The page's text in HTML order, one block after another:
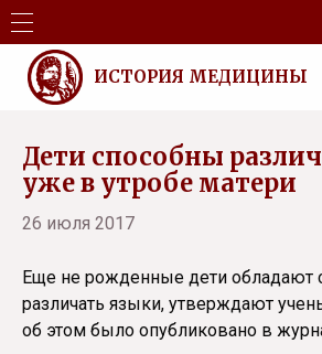
ИСТОРИЯ МЕДИЦИНЫ
Дети способны
уже в утробе матери
26 июля 2017
Еще не рожденные дети обладают
различать языки, утверждают
об этом было опубликовано в